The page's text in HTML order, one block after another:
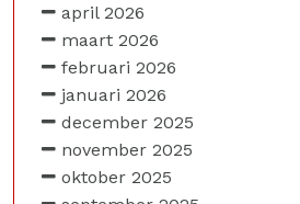
april 2026
maart 2026
februari 2026
januari 2026
december 2025
november 2025
oktober 2025